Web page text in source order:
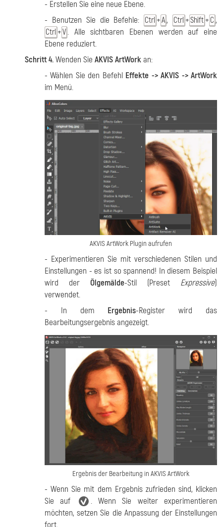
- Erstellen Sie eine neue Ebene.
- Benutzen Sie die Befehle: Ctrl +A, Ctrl +Shift+ C ,
Ctrl +V . Alle sichtbaren Ebenen werden auf eine
Ebene reduziert.
Schritt 4.Wenden Sie AKVIS ArtWorkan:
- Wählen Sie den Befehl Effekte -> AKVIS -> ArtWork
im Menü.
AKVIS ArtWork Plugin aufrufen
- Experimentieren Sie mit verschiedenen Stilen und
Einstellungen - es ist so spannend! In diesem Beispiel
wird der Ölgemälde-Stil (Preset Expressive)
verwendet.
- In dem Ergebnis-Register wird das
Bearbeitungsergebnis angezeigt.
Ergebnis der Bearbeitung in AKVIS ArtWork
- Wenn Sie mit dem Ergebnis zufrieden sind, klicken
Sie auf
. Wenn Sie weiter experimentieren
möchten, setzen Sie die Anpassung der Einstellungen